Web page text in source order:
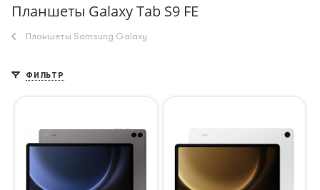
Планшеты Galaxy Tab S9 FE
Планшеты Samsung Galaxy
ФИЛЬТР